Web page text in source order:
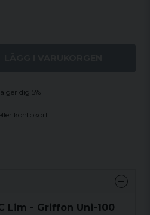
ger dig 5%
kontokort
Lim - Griffon Uni-100